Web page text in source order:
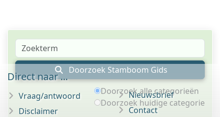
Doorzoek Stamboom Gids
Doorzoek alle categorieën
Doorzoek huidige categorie
Direct naar ...
Vraag/antwoord
Disclaimer
Nieuwsbrief
Contact